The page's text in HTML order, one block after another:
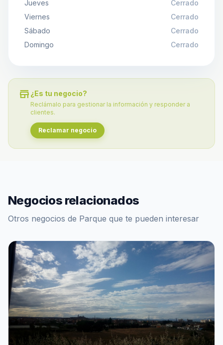
Jueves
Cerrado
Viernes
Cerrado
Sábado
Cerrado
Domingo
Cerrado
store ¿Es tu negocio?
Reclámalo para gestionar la información y responder a
clientes.
Reclamar negocio
Negocios relacionados
Otros negocios de Parque que te pueden interesar